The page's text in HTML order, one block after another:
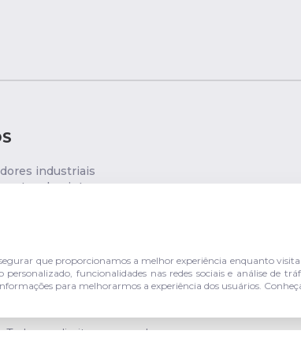
que proporcionamos a melhor experiência enquanto
funcionalidades nas redes sociais e análise de
para melhorarmos a experiência dos usuários.
industriais
de pintura
os direitos reservados